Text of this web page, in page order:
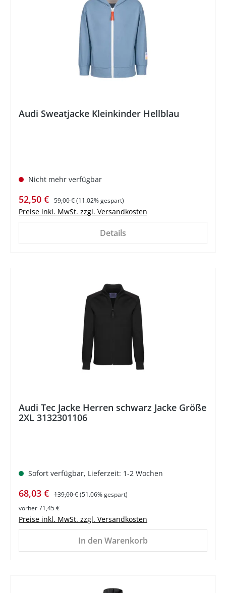
Audi Sweatjacke Kleinkinder Hellblau
Nicht mehr verfügbar
Verkaufspreis:
52,50 € Regulärer Preis:
59,00 €(11.02% gespart)
Preise inkl. MwSt. zzgl. Versandkosten
Details
Audi Tec Jacke Herren schwarz Jacke Größe
2XL 3132301106
Sofort verfügbar, Lieferzeit: 1-2 Wochen
Verkaufspreis:
68,03 € Regulärer Preis:
139,00 €(51.06% gespart)
vorher 71,45 €
Preise inkl. MwSt. zzgl. Versandkosten
In den Warenkorb